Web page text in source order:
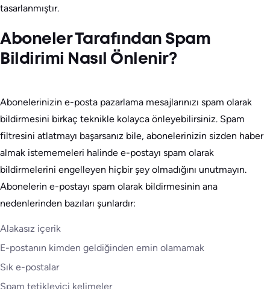
tasarlanmıştır.
Aboneler Tarafından Spam
Bildirimi Nasıl Önlenir?
Abonelerinizin e-posta pazarlama mesajlarınızı spam olarak
bildirmesini birkaç teknikle kolayca önleyebilirsiniz. Spam
filtresini atlatmayı başarsanız bile, abonelerinizin sizden haber
almak istememeleri halinde e-postayı spam olarak
bildirmelerini engelleyen hiçbir şey olmadığını unutmayın.
Abonelerin e-postayı spam olarak bildirmesinin ana
nedenlerinden bazıları şunlardır:
Alakasız içerik
E-postanın kimden geldiğinden emin olamamak
Sık e-postalar
Spam tetikleyici kelimeler